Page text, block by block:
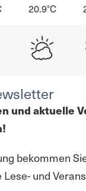
20.9°C
und aktuelle
bekommen
und